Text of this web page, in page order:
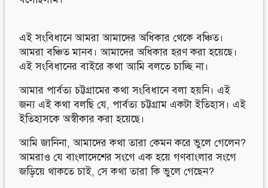
এই সংবিধানে আমরা আমাদের অধিকার থেকে বঞ্চিত।
আমরা বঞ্চিত মানব। আমাদের অধিকার হরণ করা হয়েছে।
এই সংবিধানের বাইরে কথা আমি বলতে চাচ্ছি না।
আমার পার্বত্য চট্টগ্রামের কথা সংবিধানে বলা হয়নি। এই
জন্য এই কথা বলছি যে, পার্বত্য চট্টগ্রাম একটা ইতিহাস। এই
ইতিহাসকে অস্বীকার করা হয়েছে।
আমি জানিনা, আমাদের কথা তারা কেমন করে ভুলে গেলেন?
আমরাও যে বাংলাদেশের সংগে এক হয়ে গণবাংলার সংগে
জড়িয়ে থাকতে চাই, সে কথা তারা কি ভুলে গেছেন?